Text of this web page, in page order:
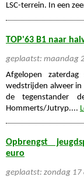
LSC-terrein. In een
TOP'63 B1 naar
geplaatst: maandag
Afgelopen
wedstrijden alweer
de tegenstander
Hommerts/Jutryp....
Opbrengst
euro
geplaatst: zondag 17